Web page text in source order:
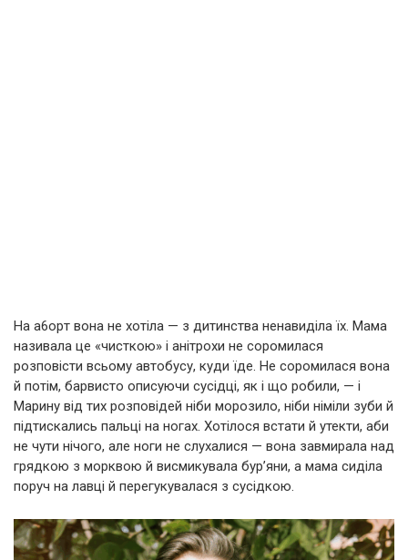
На a6opт вона не хотіла — з дитинства ненавиділа їх. Мама
називала це «чисткою» і анітрохи не соромилася
розповісти всьому автобусу, куди їде. Не соромилася вона
й потім, барвисто описуючи сусідці, як і що робили, — і
Марину від тих розповідей ніби морозило, ніби німіли зуби й
підтискались пальці на ногах. Хотілося встати й утекти, аби
не чути нічого, але ноги не слухалися — вона завмирала над
грядкою з морквою й висмикувала бур’яни, а мама сиділа
поруч на лавці й перегукувалася з сусідкою.